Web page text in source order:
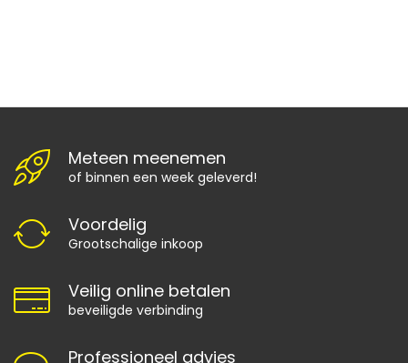
Meteen meenemen
of binnen een week geleverd!
Voordelig
Grootschalige inkoop
Veilig online betalen
beveiligde verbinding
Professioneel advies